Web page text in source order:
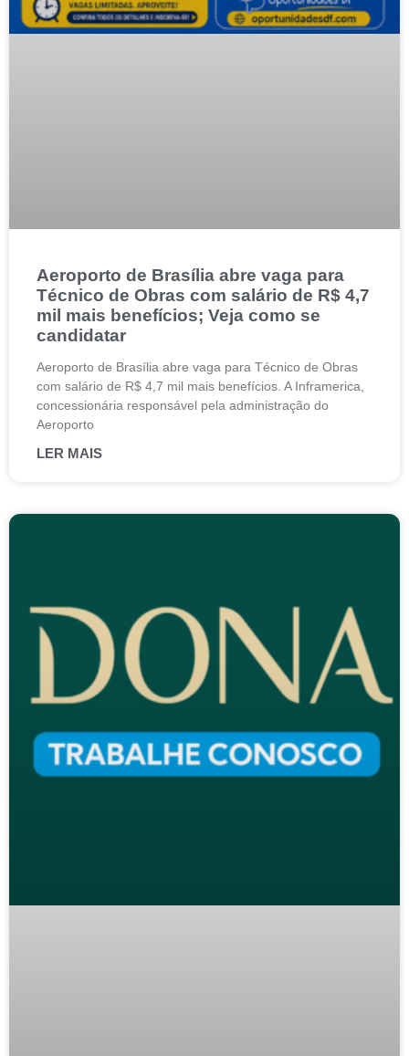
Aeroporto de Brasília abre vaga para
Técnico de Obras com salário de R$ 4,7
mil mais benefícios; Veja como se
candidatar
Aeroporto de Brasília abre vaga para Técnico de Obras
com salário de R$ 4,7 mil mais benefícios. A Inframerica,
concessionária responsável pela administração do
Aeroporto
LER MAIS